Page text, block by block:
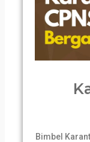
Bimbel